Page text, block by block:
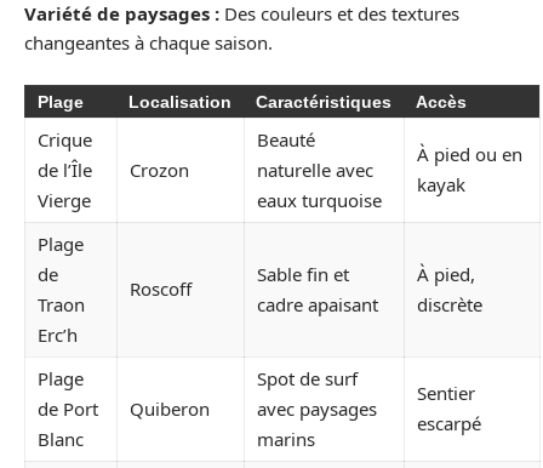
Variété de paysages : Des couleurs et des textures
changeantes à chaque saison.
Plage Localisation Caractéristiques Accès
Crique
de l’Île
Vierge
Crozon
Beauté
naturelle avec
eaux turquoise
À pied ou en
kayak
Plage
de
Traon
Erc’h
Roscoff
Sable fin et
cadre apaisant
À pied,
discrète
Plage
de Port
Blanc
Quiberon
Spot de surf
avec paysages
marins
Sentier
escarpé